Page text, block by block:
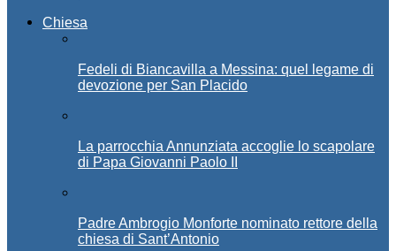
Chiesa
Fedeli di Biancavilla a Messina: quel legame di
devozione per San Placido
La parrocchia Annunziata accoglie lo scapolare
di Papa Giovanni Paolo II
Padre Ambrogio Monforte nominato rettore della
chiesa di Sant’Antonio